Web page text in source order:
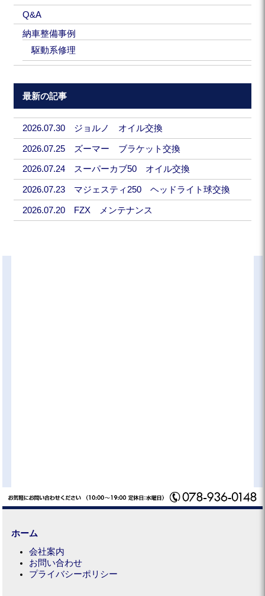
Q&A
納車整備事例
駆動系修理
最新の記事
2026.07.30 ジョルノ オイル交換
2026.07.25 ズーマー ブラケット交換
2026.07.24 スーパーカブ50 オイル交換
2026.07.23 マジェスティ250 ヘッドライト球交換
2026.07.20 FZX メンテナンス
ホーム
会社案内
お問い合わせ
プライバシーポリシー